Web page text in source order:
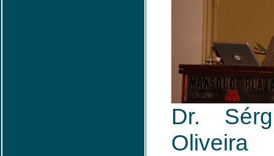
Dr.
Oliveira